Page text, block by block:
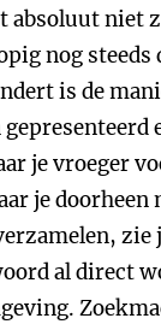
absoluut niet
nog steeds
is de
je vroeger
je
zie
al direct